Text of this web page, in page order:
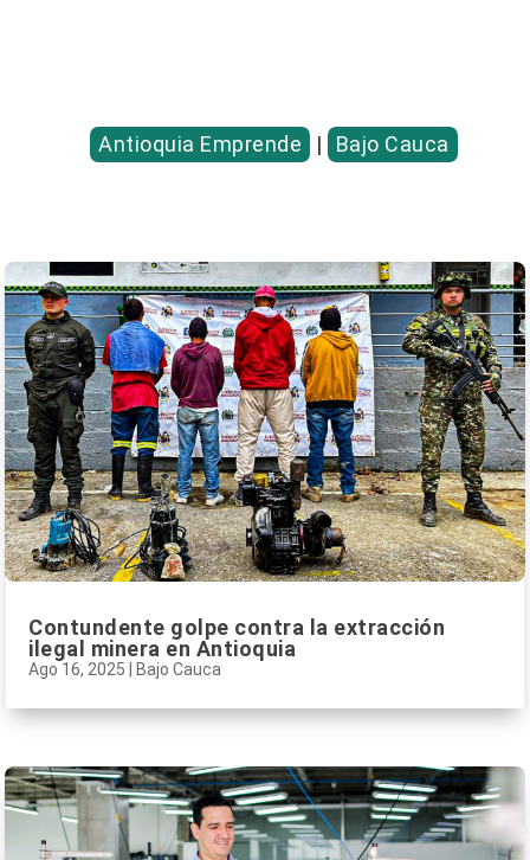
Antioquia Emprende | Bajo Cauca
Contundente golpe contra la extracción
ilegal minera en Antioquia
Ago 16, 2025 Bajo Cauca